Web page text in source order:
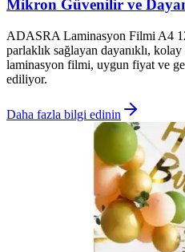
Mikron Güvenilir ve
ADASRA Laminasyon Filmi A4
parlaklık sağlayan dayanıklı,
laminasyon filmi, uygun fiyat ve
ediliyor.
Daha fazla bilgi edinin